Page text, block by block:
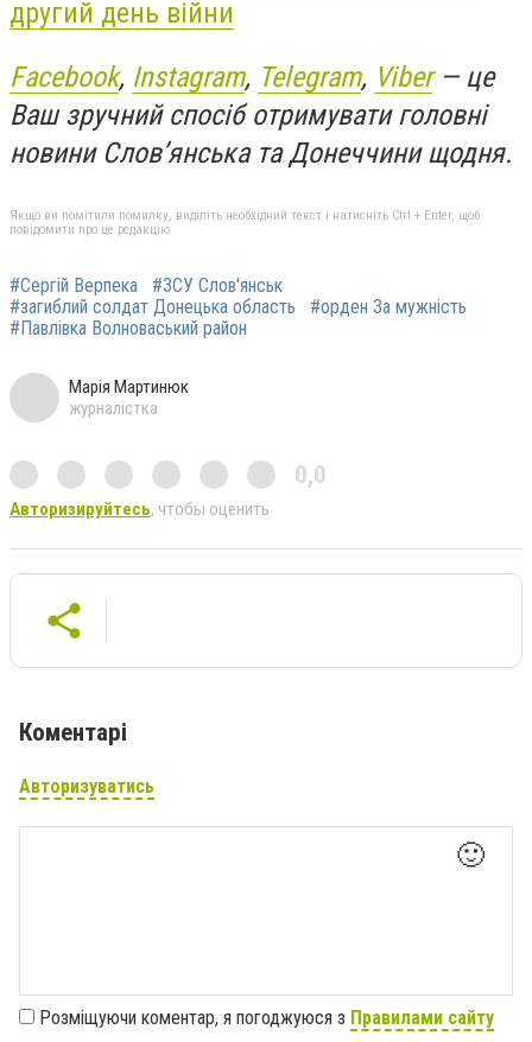
другий день війни
Facebook, Instagram, Telegram, Viber— це
Ваш зручний спосіб отримувати головні
новини Слов’янська та Донеччини щодня.
Якщо ви помітили помилку, виділіть необхідний текст і натисніть Ctrl + Enter, щоб
повідомити про це редакцію
#Сергій Верпека
#ЗСУ Слов'янськ
#загиблий солдат Донецька область
#орден За мужність
#Павлівка Волноваський район
Марія Мартинюк
журналістка
0,0
Авторизируйтесь, чтобы оценить
Коментарі
Авторизуватись
🙂
Розміщуючи коментар, я погоджуюся з Правилами сайту